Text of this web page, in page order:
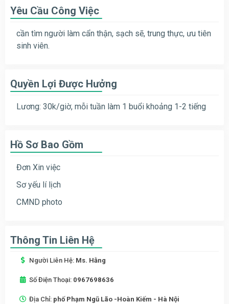
Yêu Cầu Công Việc
cần tìm người làm cẩn thận, sạch sẽ, trung thực, ưu tiên
sinh viên.
Quyền Lợi Được Hưởng
Lương: 30k/giờ, mỗi tuần làm 1 buổi khoảng 1-2 tiếng
Hồ Sơ Bao Gồm
Đơn Xin việc
Sơ yếu lí lịch
CMND photo
Thông Tin Liên Hệ
Người Liên Hệ: Ms. Hằng
Số Điện Thoại: 0967698636
Địa Chỉ: phố Phạm Ngũ Lão -Hoàn Kiếm - Hà Nội